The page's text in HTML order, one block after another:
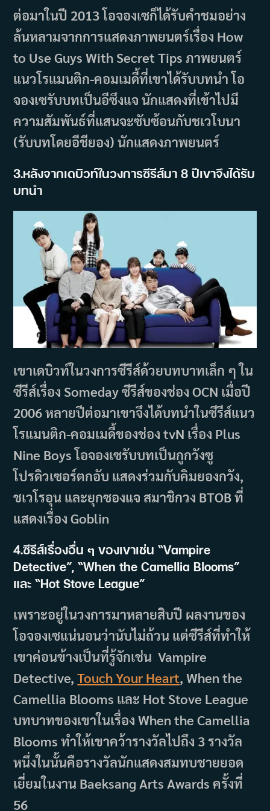
ต่อมาในปี 2013 โอจองเซก็ได้รับคำชมอย่าง
ล้นหลามจากการแสดงภาพยนตร์เรื่อง How
to Use Guys With Secret Tips ภาพยนตร์
แนวโรแมนติก-คอมเมดี้ที่เขาได้รับบทนำ โอ
จองเซรับบทเป็นอีซึงแจ นักแสดงที่เข้าไปมี
ความสัมพันธ์ที่แสนจะซับซ้อนกับชเวโบนา
(รับบทโดยอีชียอง) นักแสดงภาพยนตร์
3.หลังจากเดบิวท์ในวงการซีรีส์มา 8 ปีเขาจึงได้รับ
บทนำ
เขาเดบิวท์ในวงการซีรีส์ด้วยบทบาทเล็ก ๆ ใน
ซีรีส์เรื่อง Someday ซีรีส์ของช่อง OCN เมื่อปี
2006 หลายปีต่อมาเขาจึงได้บทนำในซีรีส์แนว
โรแมนติก-คอมเมดี้ของช่อง tvN เรื่อง Plus
Nine Boys โอจองเซรับบทเป็นกูกวังซู
โปรดิวเซอร์ตกอับ แสดงร่วมกับคิมยองกวัง,
ชเวโรอุน และยุกซองแจ สมาชิกวง BTOB ที่
แสดงเรื่อง Goblin
4.ซีรีส์เรื่องอื่น ๆ ของเขาเช่น“Vampire
Detective”, “When the Camellia Blooms”
และ “Hot Stove League”
เพราะอยู่ในวงการมาหลายสิบปี ผลงานของ
โอจองเซแน่นอนว่านับไม่ถ้วน แต่ซีรีส์ที่ทำให้
เขาค่อนข้างเป็นที่รู้จักเช่น Vampire
Detective,Touch Your Heart, When the
Camellia Blooms และ Hot Stove League
บทบาทของเขาในเรื่อง When the Camellia
Blooms ทำให้เขาคว้ารางวัลไปถึง 3 รางวัล
หนึ่งในนั้นคือรางวัลนักแสดงสมทบชายยอด
เยี่ยมในงาน Baeksang Arts Awards ครั้งที่
56